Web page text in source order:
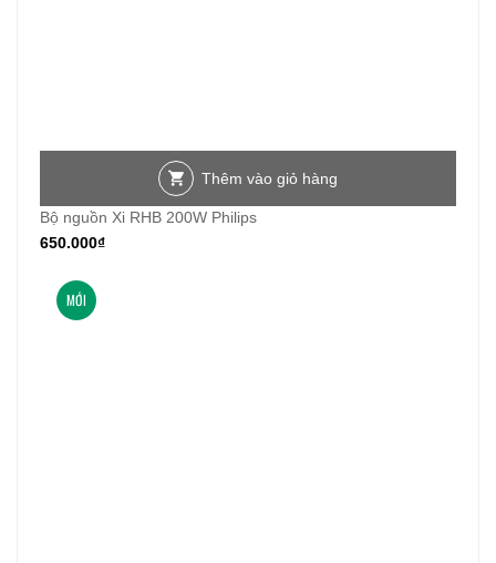
Thêm vào giỏ hàng
Bộ nguồn Xi RHB 200W Philips
650.000₫
MỚI